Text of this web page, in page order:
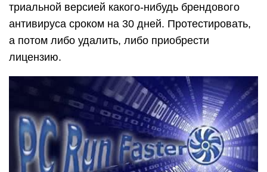
триальной версией какого-нибудь брендового
антивируса сроком на 30 дней. Протестировать,
а потом либо удалить, либо приобрести
лицензию.